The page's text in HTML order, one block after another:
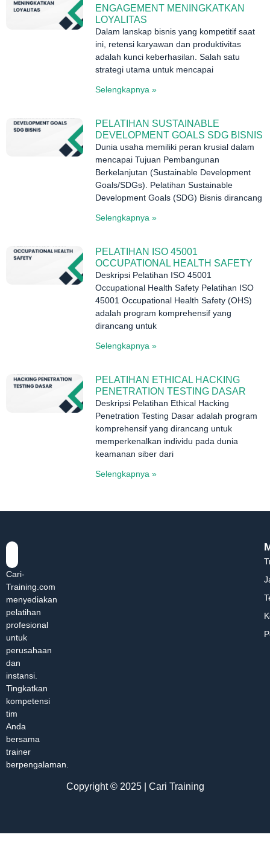
ENGAGEMENT MENINGKATKAN
LOYALITAS
Dalam lanskap bisnis yang kompetitif saat
ini, retensi karyawan dan produktivitas
adalah kunci keberhasilan. Salah satu
strategi utama untuk mencapai
Selengkapnya »
PELATIHAN SUSTAINABLE
DEVELOPMENT GOALS SDG BISNIS
Dunia usaha memiliki peran krusial dalam
mencapai Tujuan Pembangunan
Berkelanjutan (Sustainable Development
Goals/SDGs). Pelatihan Sustainable
Development Goals (SDG) Bisnis dirancang
Selengkapnya »
PELATIHAN ISO 45001
OCCUPATIONAL HEALTH SAFETY
Deskripsi Pelatihan ISO 45001
Occupational Health Safety Pelatihan ISO
45001 Occupational Health Safety (OHS)
adalah program komprehensif yang
dirancang untuk
Selengkapnya »
PELATIHAN ETHICAL HACKING
PENETRATION TESTING DASAR
Deskripsi Pelatihan Ethical Hacking
Penetration Testing Dasar adalah program
komprehensif yang dirancang untuk
memperkenalkan individu pada dunia
keamanan siber dari
Selengkapnya »
Cari-
Training.com
menyediakan
pelatihan
profesional
untuk
perusahaan
dan
instansi.
Tingkatkan
kompetensi
tim
Anda
bersama
trainer
berpengalaman.
Copyright © 2025 | Cari Training